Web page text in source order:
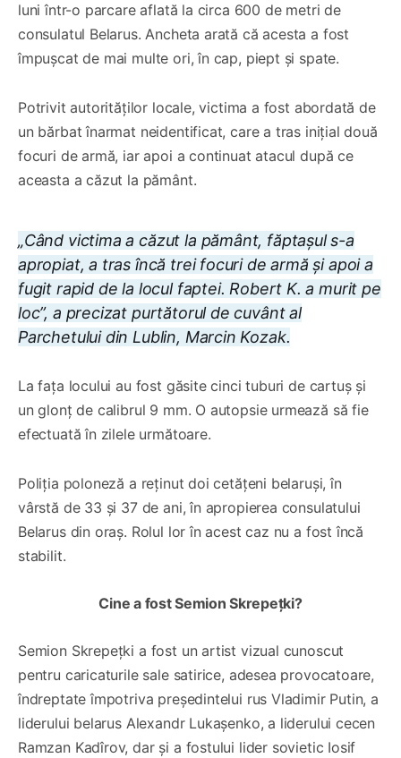
luni într-o parcare aflată la circa 600 de metri de
consulatul Belarus. Ancheta arată că acesta a fost
împușcat de mai multe ori, în cap, piept și spate.
Potrivit autorităților locale, victima a fost abordată de
un bărbat înarmat neidentificat, care a tras inițial două
focuri de armă, iar apoi a continuat atacul după ce
aceasta a căzut la pământ.
„Când victima a căzut la pământ, făptașul s-a
apropiat, a tras încă trei focuri de armă și apoi a
fugit rapid de la locul faptei. Robert K. a murit pe
loc”, a precizat purtătorul de cuvânt al
Parchetului din Lublin, Marcin Kozak.
La fața locului au fost găsite cinci tuburi de cartuș și
un glonț de calibrul 9 mm. O autopsie urmează să fie
efectuată în zilele următoare.
Poliția poloneză a reținut doi cetățeni belaruși, în
vârstă de 33 și 37 de ani, în apropierea consulatului
Belarus din oraș. Rolul lor în acest caz nu a fost încă
stabilit.
Cine a fost Semion Skrepețki?
Semion Skrepețki a fost un artist vizual cunoscut
pentru caricaturile sale satirice, adesea provocatoare,
îndreptate împotriva președintelui rus Vladimir Putin, a
liderului belarus Alexandr Lukașenko, a liderului cecen
Ramzan Kadîrov, dar și a fostului lider sovietic Iosif